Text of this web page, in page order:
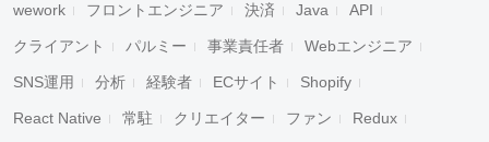
wework フロントエンジニア 決済 Java API
クライアント パルミー 事業責任者 Webエンジニア
SNS運用 分析 経験者 ECサイト Shopify
React Native 常駐 クリエイター ファン Redux